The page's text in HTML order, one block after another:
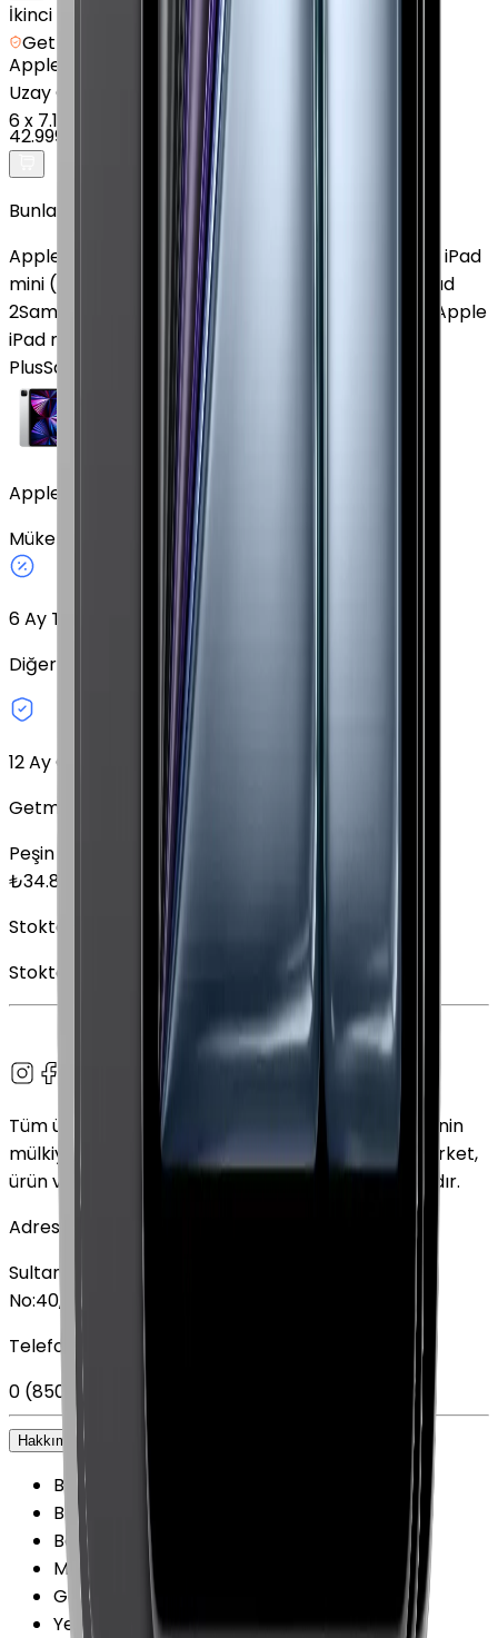
İkinci el
Getmobil Güvencesi
Apple
iPad Air 11" (7. Nesil) - 128 GB - 11 inç - Wi-Fi -
Uzay Grisi
6x 7.167 TL
42.999 TL
Bunlar da İlginizi Çekebilir
Apple iPad Air (2. Nesil)Apple iPad (10. Nesil)
Apple iPad
mini (5. Nesil)
Huawei MatePad 11.5
Xiaomi Redmi Pad
2Samsung Galaxy Tab S8 Ultra
Apple
iPad mini (6. Nesil)
Samsung Galaxy Tab S10 FE
PlusSamsung Galaxy Tab S4
Apple iPad Pro 11" (3. Nesil) 512 GB 11" GPS Gümüş
Mükemmel
512 GB
6Ay Taksit Seçeneği
Diğer taksit seçeneklerini keşfedin.
12 Ay Garanti
Getmobil Garantisi
Peşin Fiyatına
5.800,00
₺34.800
Stokta Yok
Stokta Yok
Tüm ürün adları, logolar ve markalar ilgili sahiplerinin
mülkiyetindedir. Bu web sitesinde kullanılan tüm şirket,
ürün ve hizmet adları yalnızca tanımlama amaçlıdır.
Adres
Sultan Selim Mahallesi, Lalegül Sokağı No:5, İç Kapı
No:40, 34415 Kağıthane/İstanbul
Telefon
0 (850) 303 79 79
Hakkımızda
Biz kimiz?
Blog
Belgelerimiz
Mağazalarımız
Getmobil Güvenilir Mi?
Yenilenmiş Cihazlarda Güvence